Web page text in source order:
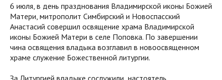
6 июля, в день празднования Владимирской иконы Божией
Матери, митрополит Симбирский и Новоспасский
Анастасий совершил освящение храма Владимирской
иконы Божией Матери в селе Поповка. По завершении
чина освящения владыка возглавил в новоосвященном
храме служение Божественной литургии.
За Литургией владыке сослужили настоятель